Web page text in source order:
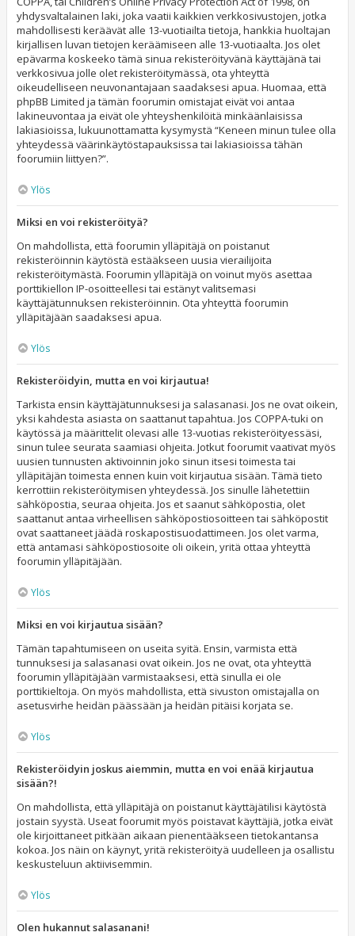
yhdysvaltalainen laki, joka vaatii kaikkien verkkosivustojen, jotka
mahdollisesti keräävät alle 13-vuotiailta tietoja, hankkia huoltajan
kirjallisen luvan tietojen keräämiseen alle 13-vuotiaalta. Jos olet
epävarma koskeeko tämä sinua rekisteröityvänä käyttäjänä tai
verkkosivua jolle olet rekisteröitymässä, ota yhteyttä
oikeudelliseen neuvonantajaan saadaksesi apua. Huomaa, että
phpBB Limited ja tämän foorumin omistajat eivät voi antaa
lakineuvontaa ja eivät ole yhteyshenkilöitä minkäänlaisissa
lakiasioissa, lukuunottamatta kysymystä “Keneen minun tulee olla
yhteydessä väärinkäytöstapauksissa tai lakiasioissa tähän
foorumiin liittyen?”.
Ylös
Miksi en voi rekisteröityä?
On mahdollista, että foorumin ylläpitäjä on poistanut
rekisteröinnin käytöstä estääkseen uusia vierailijoita
rekisteröitymästä. Foorumin ylläpitäjä on voinut myös asettaa
porttikiellon IP-osoitteellesi tai estänyt valitsemasi
käyttäjätunnuksen rekisteröinnin. Ota yhteyttä foorumin
ylläpitäjään saadaksesi apua.
Ylös
Rekisteröidyin, mutta en voi kirjautua!
Tarkista ensin käyttäjätunnuksesi ja salasanasi. Jos ne ovat oikein,
yksi kahdesta asiasta on saattanut tapahtua. Jos COPPA-tuki on
käytössä ja määrittelit olevasi alle 13-vuotias rekisteröityessäsi,
sinun tulee seurata saamiasi ohjeita. Jotkut foorumit vaativat myös
uusien tunnusten aktivoinnin joko sinun itsesi toimesta tai
ylläpitäjän toimesta ennen kuin voit kirjautua sisään. Tämä tieto
kerrottiin rekisteröitymisen yhteydessä. Jos sinulle lähetettiin
sähköpostia, seuraa ohjeita. Jos et saanut sähköpostia, olet
saattanut antaa virheellisen sähköpostiosoitteen tai sähköpostit
ovat saattaneet jäädä roskapostisuodattimeen. Jos olet varma,
että antamasi sähköpostiosoite oli oikein, yritä ottaa yhteyttä
foorumin ylläpitäjään.
Ylös
Miksi en voi kirjautua sisään?
Tämän tapahtumiseen on useita syitä. Ensin, varmista että
tunnuksesi ja salasanasi ovat oikein. Jos ne ovat, ota yhteyttä
foorumin ylläpitäjään varmistaaksesi, että sinulla ei ole
porttikieltoja. On myös mahdollista, että sivuston omistajalla on
asetusvirhe heidän päässään ja heidän pitäisi korjata se.
Ylös
Rekisteröidyin joskus aiemmin, mutta en voi enää kirjautua
sisään?!
On mahdollista, että ylläpitäjä on poistanut käyttäjätilisi käytöstä
jostain syystä. Useat foorumit myös poistavat käyttäjiä, jotka eivät
ole kirjoittaneet pitkään aikaan pienentääkseen tietokantansa
kokoa. Jos näin on käynyt, yritä rekisteröityä uudelleen ja osallistu
keskusteluun aktiivisemmin.
Ylös
Olen hukannut salasanani!